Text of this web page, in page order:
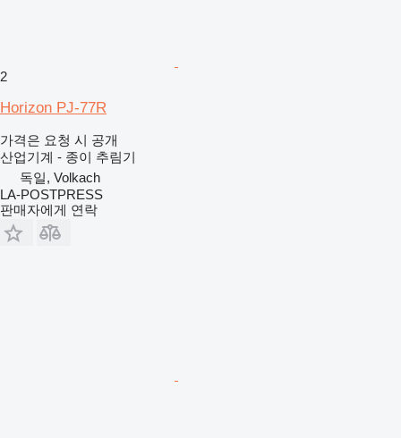
2
Horizon PJ-77R
가격은 요청 시 공개
산업기계 - 종이 추림기
독일, Volkach
LA-POSTPRESS
판매자에게 연락